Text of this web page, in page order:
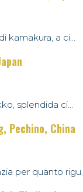
kamakura, a ci...
splendida ci...
Pechino, China
per quanto